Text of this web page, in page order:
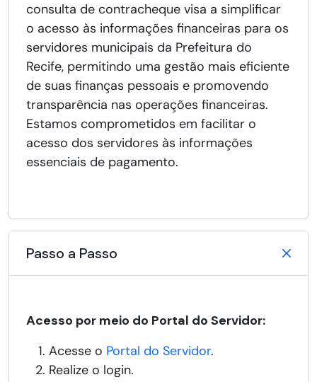
consulta de contracheque visa a simplificar
o acesso às informações financeiras para os
servidores municipais da Prefeitura do
Recife, permitindo uma gestão mais eficiente
de suas finanças pessoais e promovendo
transparência nas operações financeiras.
Estamos comprometidos em facilitar o
acesso dos servidores às informações
essenciais de pagamento.
Passo a Passo
Acesso por meio do Portal do Servidor:
Acesse o Portal do Servidor.
Realize o login.